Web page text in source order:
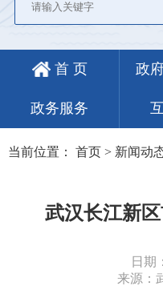
首 页 政
政务服务
当前位置： 首页 > 新闻动
武汉长江新
日期
来源：